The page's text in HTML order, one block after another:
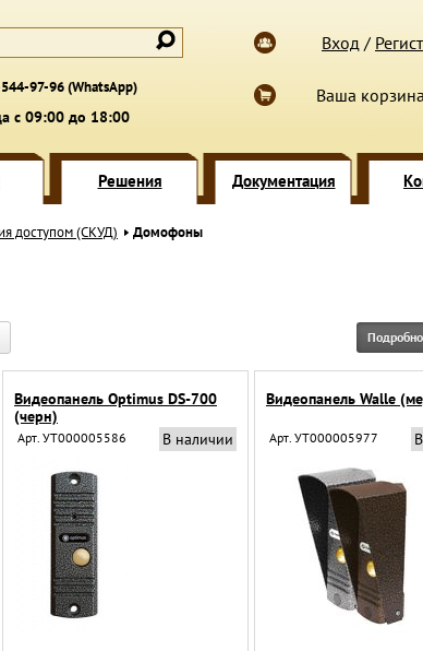
97-96 (WhatsApp)
с 09:00 до 18:00
Вход /
Ваша
Решения Документация
доступом (СКУД) Домофоны
Подробно
Видеопанель Optimus DS-700
(черн)
Арт. УТ000005586 В наличии
Видеопанель Walle
Арт. УТ000005977